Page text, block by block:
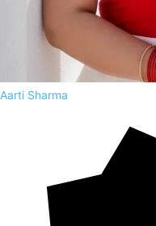
Aarti Sharma